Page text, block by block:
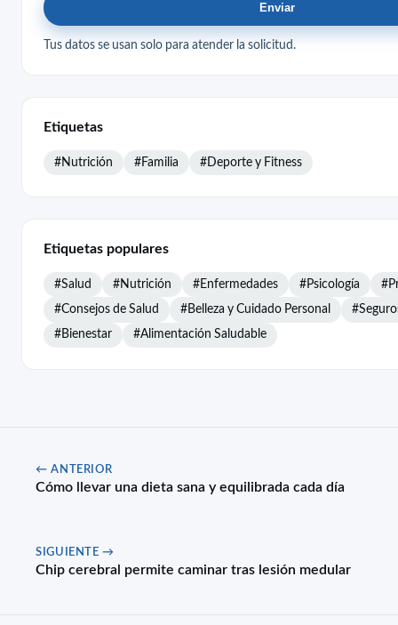
Enviar
Tus datos se usan solo para atender la solicitud.
Etiquetas
#Nutrición #Familia #Deporte y Fitness
Etiquetas populares
#Salud #Nutrición #Enfermedades #Psicología
#Consejos de Salud #Belleza y Cuidado Personal
#Bienestar #Alimentación Saludable
← ANTERIOR
Cómo llevar una dieta sana y equilibrada cada día
SIGUIENTE →
Chip cerebral permite caminar tras lesión medular